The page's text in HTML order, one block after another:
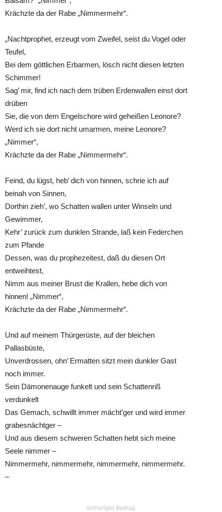
Krächzte da der Rabe „Nimmermehr“.
„Nachtprophet, erzeugt vom Zweifel, seist du Vogel oder
Teufel,
Bei dem göttlichen Erbarmen, lösch nicht diesen letzten
Schimmer!
Sag’ mir, find ich nach dem trüben Erdenwallen einst dort
drüben
Sie, die von dem Engelschore wird geheißen Leonore?
Werd ich sie dort nicht umarmen, meine Leonore?
„Nimmer“,
Krächzte da der Rabe „Nimmermehr“.
Feind, du lügst, heb’ dich von hinnen, schrie ich auf
beinah von Sinnen,
Dorthin zieh’, wo Schatten wallen unter Winseln und
Gewimmer,
Kehr’ zurück zum dunklen Strande, laß kein Federchen
zum Pfande
Dessen, was du prophezeitest, daß du diesen Ort
Nimm aus meiner Brust die Krallen, hebe dich von
hinnen! „Nimmer“,
Krächzte da der Rabe „Nimmermehr“.
Und auf meinem Thürgerüste, auf der bleichen
Pallasbüste,
Unverdrossen, ohn’ Ermatten sitzt mein dunkler Gast
noch immer.
Sein Dämonenauge funkelt und sein Schattenriß
verdunkelt
Das Gemach, schwillt immer mächt’ger und wird immer
grabesnächtger –
Und aus diesem schweren Schatten hebt sich meine
Seele nimmer –
Nimmermehr, nimmermehr, nimmermehr, nimmermehr.
–
Vorheriger Beitrag